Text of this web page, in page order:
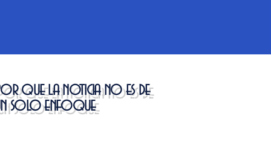
que la noticia no es de
solo enfoque